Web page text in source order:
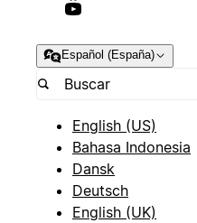
Español (España)
English (US)
Bahasa Indonesia
Dansk
Deutsch
English (UK)